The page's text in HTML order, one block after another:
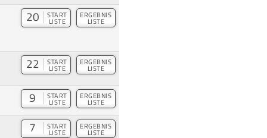
20 START
LISTE
ERGEBNIS
LISTE
22 START
LISTE
ERGEBNIS
LISTE
9 START
LISTE
ERGEBNIS
LISTE
7 START
LISTE
ERGEBNIS
LISTE